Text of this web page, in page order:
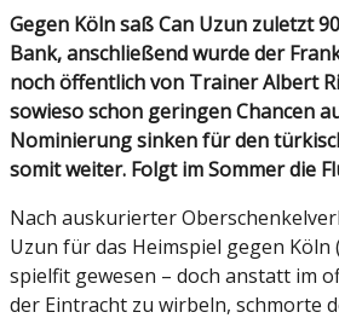
Gegen Köln saß Can Uzun zuletzt 90 Minuten auf der
Bank, anschließend wurde der
noch öffentlich von Trainer Albert
sowieso schon geringen Chancen
Nominierung sinken für den
somit weiter. Folgt im Sommer die
Nach auskurierter
Uzun für das Heimspiel gegen Köln
spielfit gewesen – doch anstatt im
der Eintracht zu wirbeln, schmorte